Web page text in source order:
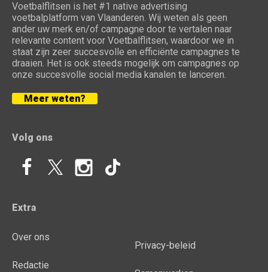
Voetbalflitsen is het #1 native advertising
voetbalplatform van Vlaanderen. Wij weten als geen
ander uw merk en/of campagne door te vertalen naar
relevante content voor Voetbalflitsen, waardoor we in
staat zijn zeer succesvolle en efficiënte campagnes te
draaien. Het is ook steeds mogelijk om campagnes op
onze succesvolle social media kanalen te lanceren.
Meer weten?
Volg ons
Extra
Over ons
Redactie
Privacy-beleid